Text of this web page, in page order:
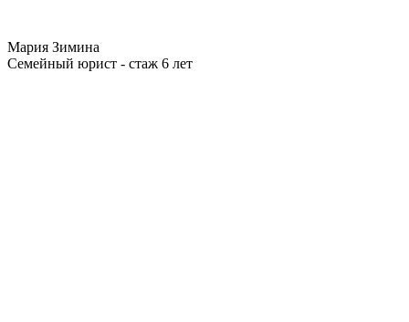
Мария Зимина
Семейный юрист - стаж 6 лет